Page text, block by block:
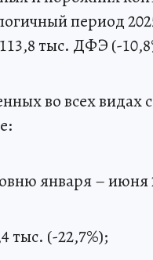
период
тыс. ДФЭ (-
во всех видах
января – июня
тыс. (-22,7%);